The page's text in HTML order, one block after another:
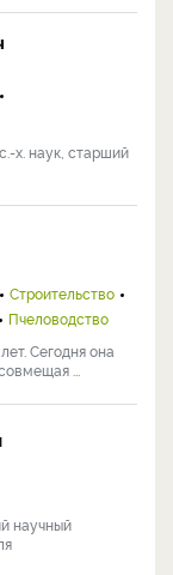
х. наук, старший
Строительство
Пчеловодство
Сегодня она
...
научный